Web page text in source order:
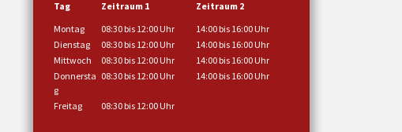
Tag Zeitraum 1
Zeitraum 2
Montag
08:30 bis 12:00 Uhr
14:00 bis 16:00 Uhr
Dienstag
08:30 bis 12:00 Uhr
14:00 bis 16:00 Uhr
Mittwoch
08:30 bis 12:00 Uhr
14:00 bis 16:00 Uhr
Donnersta
g
08:30 bis 12:00 Uhr 14:00 bis 16:00 Uhr
Freitag 08:30 bis 12:00 Uhr